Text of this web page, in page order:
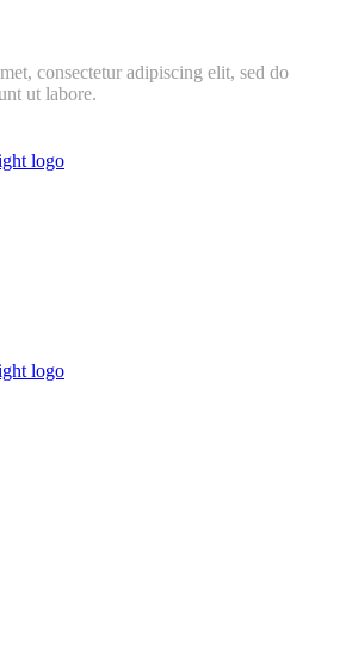
consectetur adipiscing elit, sed do
ut labore.